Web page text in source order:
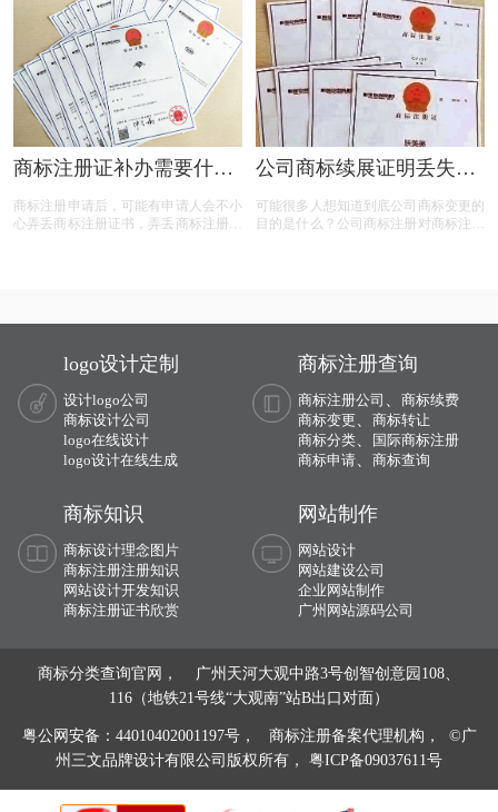
开始算？商标注册的时效是多久？商标
转让的流程是什么？商标转让需要什么
资料？商标转让的价格如何？办理商标
转让难不难、要什么资料？接下来就和
小文一起来看看吧！
料？为什么要进行商标变更？商标变更
的价格如何？商标办理变更难不难、要
什么资料？接下来就和小文一起来看看
吧！
商标注册证补办需要什么
商标注册申请后，可能有申请人会不小
心弄丢商标注册证书，弄丢商标注册受
注册的小文将商标注册证书遗失后的建
议整理出来：
公司商标续展证明丢失了
可能很多人想知道到底公司商标变更的
目的是什么？公司商标注册对商标注册
logo设计定制
设计logo公司
商标设计公司
logo在线设计
logo设计在线生成
商标注册查询
商标注册公司
商标续费
商标变更
商标转让
商标分类、
国际商标注册
商标申请、 商标查询
商标知识
商标设计理念图片
商标注册注册知识
网站设计开发知识
商标注册证书欣赏
网站制作
网站设计
网站建设公司
企业网站制作
广州网站源码公司
商标分类查询官网， 广州天河大观中路3号创智创意园108、
116（地铁21号线“大观南”站B出口对面）
粤公网安备：44010402001197号，
商标注册备案代理机构， ©广
州三文品牌设计有限公司版权所有， 粤ICP备09037611号